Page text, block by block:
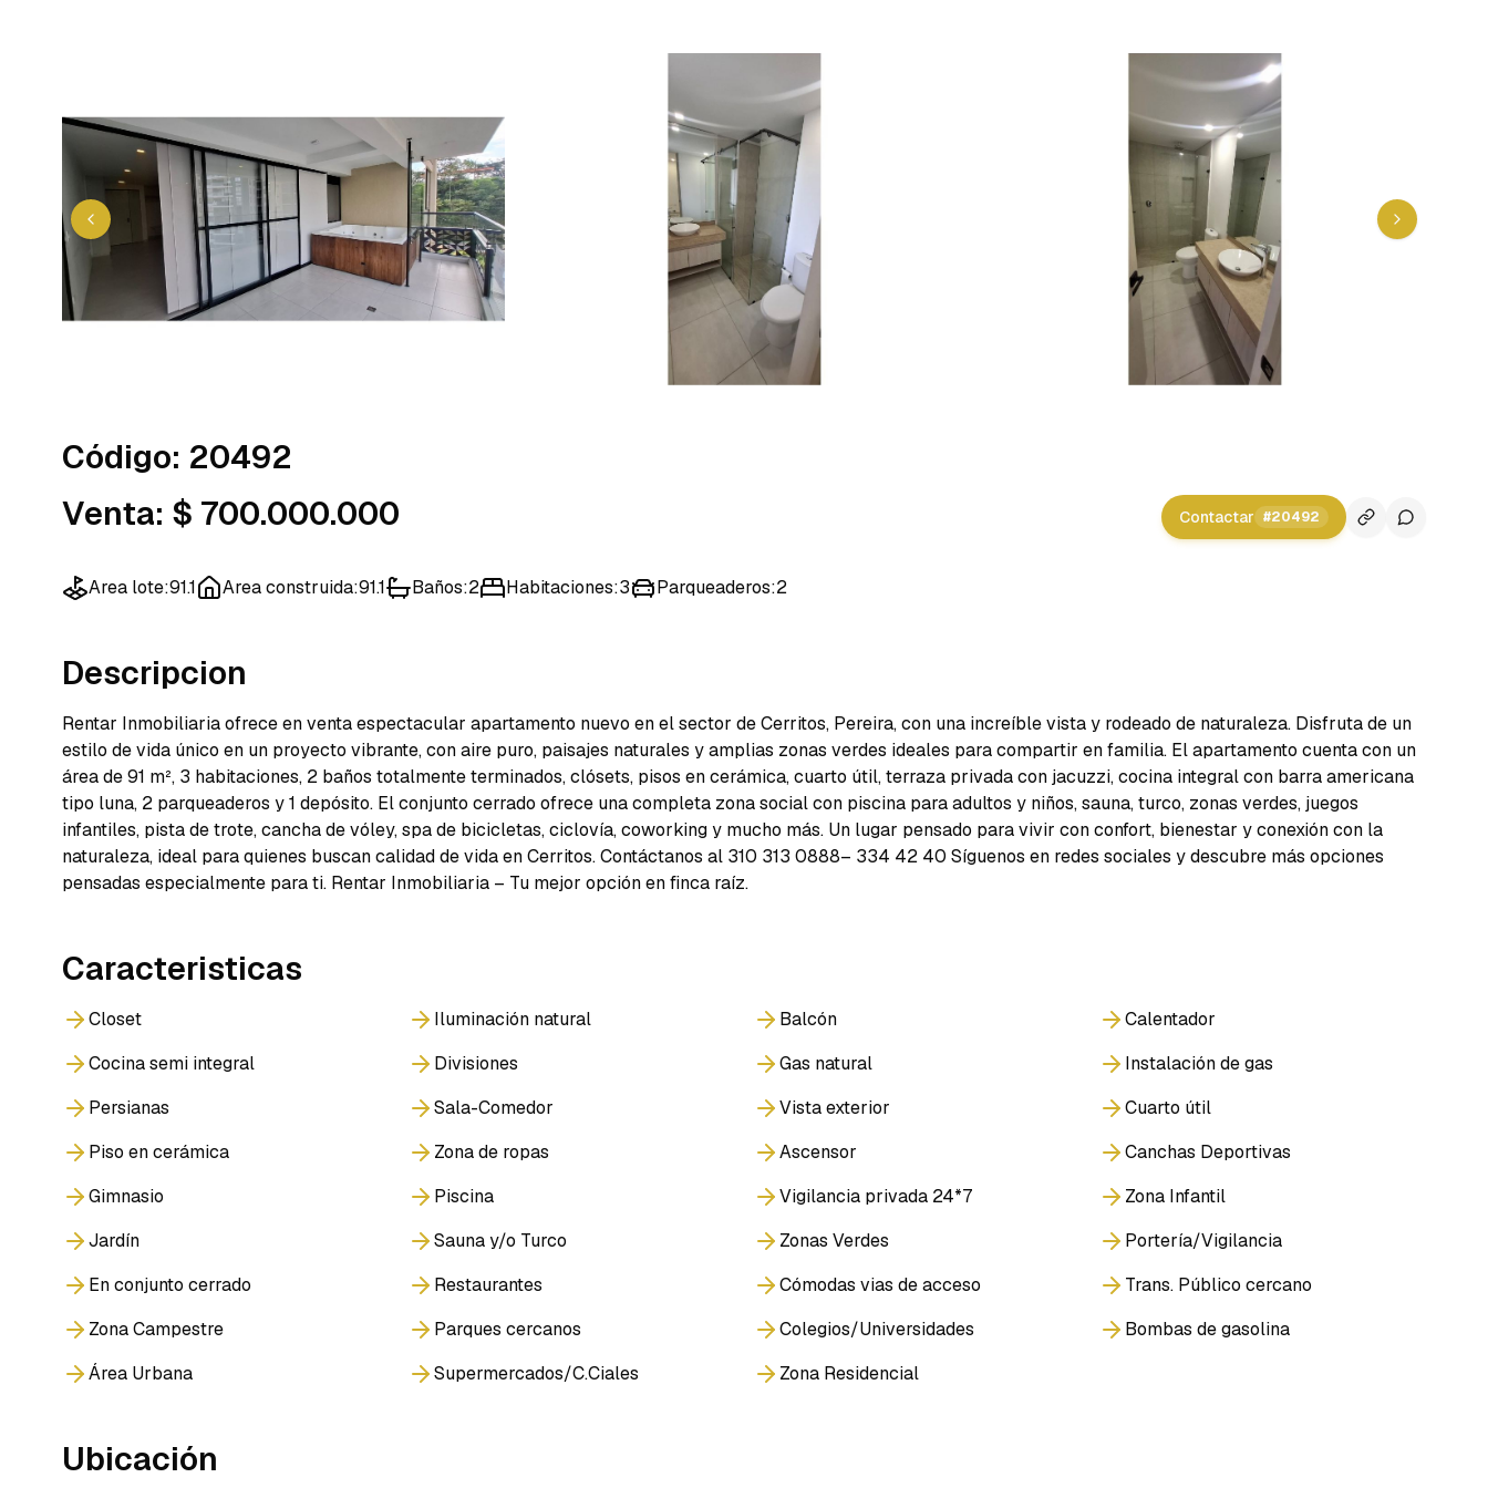
Código: 20492
Venta: $ 700.000.000 Contactar #20492
Area lote:91.1 Area construida:91.1 Baños:2 Habitaciones:3 Parqueaderos:2
Descripcion
Rentar Inmobiliaria ofrece en venta espectacular apartamento nuevo en el sector de Cerritos, Pereira, con una increíble vista y rodeado de naturaleza. Disfruta de un
estilo de vida único en un proyecto vibrante, con aire puro, paisajes naturales y amplias zonas verdes ideales para compartir en familia. El apartamento cuenta con un
área de 91 m², 3 habitaciones, 2 baños totalmente terminados, clósets, pisos en cerámica, cuarto útil, terraza privada con jacuzzi, cocina integral con barra americana
tipo luna, 2 parqueaderos y 1 depósito. El conjunto cerrado ofrece una completa zona social con piscina para adultos y niños, sauna, turco, zonas verdes, juegos
infantiles, pista de trote, cancha de vóley, spa de bicicletas, ciclovía, coworking y mucho más. Un lugar pensado para vivir con confort, bienestar y conexión con la
naturaleza, ideal para quienes buscan calidad de vida en Cerritos. Contáctanos al 310 313 0888– 334 42 40 Síguenos en redes sociales y descubre más opciones
pensadas especialmente para ti. Rentar Inmobiliaria – Tu mejor opción en finca raíz.
Caracteristicas
Closet Iluminación natural Balcón
Calentador
Cocina semi integral
Divisiones Gas natural
Instalación de gas
Persianas
Sala-Comedor Vista exterior
Cuarto útil
Piso en cerámica
Zona de ropas Ascensor
Canchas Deportivas
Gimnasio
Piscina Vigilancia privada 24*7
Zona Infantil
Jardín
Sauna y/o Turco Zonas Verdes
Portería/Vigilancia
En conjunto cerrado
Restaurantes Cómodas vias de acceso
Trans. Público cercano
Zona Campestre
Parques cercanos Colegios/Universidades
Bombas de gasolina
Área Urbana
Supermercados/C.Ciales Zona Residencial
Ubicación